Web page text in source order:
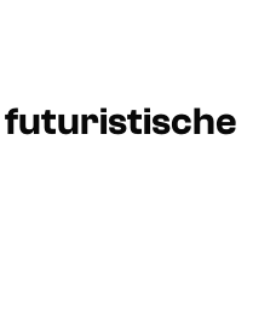
futuristische